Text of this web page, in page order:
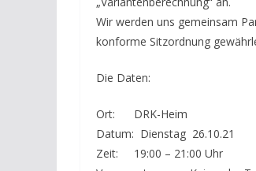
Wir werden uns gemeinsam
konforme Sitzordnung
Die Daten:
Ort: DRK-Heim
Datum: Dienstag 26.10.21
Zeit: 19:00 – 21:00 Uhr